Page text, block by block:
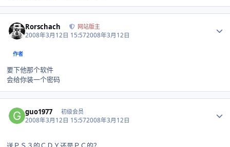
Rorschach 网站版主
2008年3月12日 15:572008年3月12日
作者
要下他那个软件
会给你装一个密码
guo1977 初级会员
2008年3月12日 15:572008年3月12日